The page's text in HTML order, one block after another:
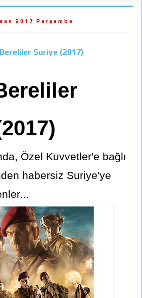
2017 Perşembe
Suriye (2017)
Özel Kuvvetler'e bağlı
habersiz Suriye'ye